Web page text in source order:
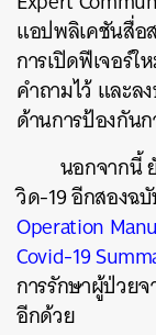
แอปพลิเคชันสื่อ
การเปิดฟีเจอร์
คำถามไว้และล
ด้านการป้องกัน
นอกจากนี้
วิด-19อีกสองฉ
Operation
Covid-19
การรักษาผู้ป่วย
อีกด้วย
ค้นหา